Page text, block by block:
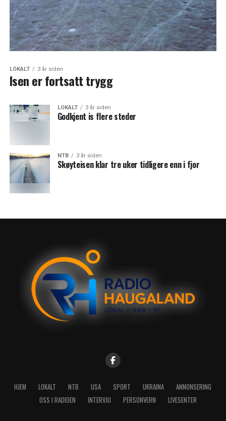
LOKALT 3 år siden
Isen er fortsatt trygg
LOKALT 3 år siden
Godkjent is flere steder
NTB 3 år siden
Skøyteisen klar tre uker tidligere enn i fjor
HJEM LOKALT NTB USA SPORT UKRAINA
ANNONSERING
OSS I RADIOEN
INTERVJU PERSONVERN LIVESENTER